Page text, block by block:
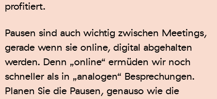
profitiert.
Pausen sind auch wichtig zwischen Meetings,
gerade wenn sie online, digital abgehalten
werden. Denn „online“ ermüden wir noch
schneller als in „analogen“ Besprechungen.
Planen Sie die Pausen, genauso wie die